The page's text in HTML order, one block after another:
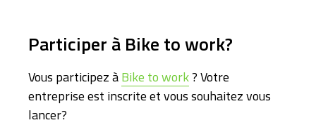
Participer à Bike to work?
Vous participez àBike to work? Votre
entreprise est inscrite et vous souhaitez vous
lancer?